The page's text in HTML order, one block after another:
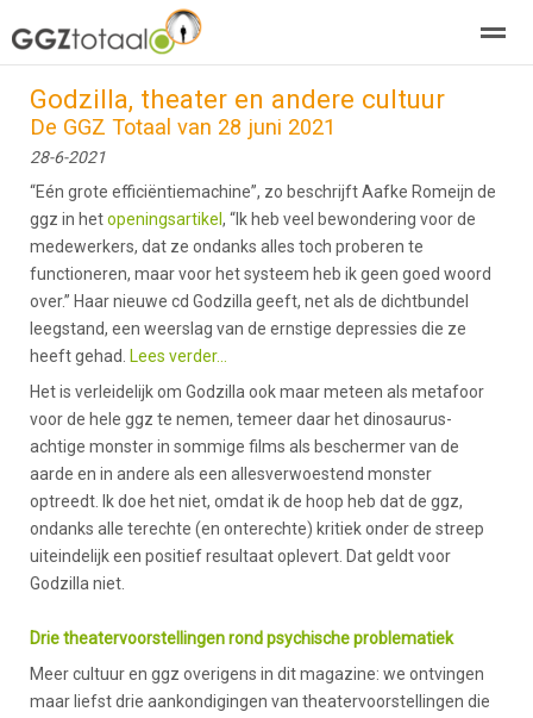
over GGZTotaal abonneren agenda adverteren
Home Nieuws Zoeken Pagina's
Godzilla, theater en andere cultuur
De GGZ Totaal van 28 juni 2021
28-6-2021
“Eén grote efficiëntiemachine”, zo beschrijft Aafke Romeijn de
ggz in hetopeningsartikel , “Ik heb veel bewondering voor de
medewerkers, dat ze ondanks alles toch proberen te
functioneren, maar voor het systeem heb ik geen goed woord
over.” Haar nieuwe cd Godzilla geeft, net als de dichtbundel
leegstand, een weerslag van de ernstige depressies die ze
heeft gehad.
Lees verder...
Het is verleidelijk om Godzilla ook maar meteen als metafoor
voor de hele ggz te nemen, temeer daar het dinosaurus-
achtige monster in sommige films als beschermer van de
aarde en in andere als een allesverwoestend monster
optreedt. Ik doe het niet, omdat ik de hoop heb dat de ggz,
ondanks alle terechte (en onterechte) kritiek onder de streep
uiteindelijk een positief resultaat oplevert. Dat geldt voor
Godzilla niet.
Drie theatervoorstellingen rond psychische problematiek
Meer cultuur en ggz overigens in dit magazine: we ontvingen
maar liefst drie aankondigingen van theatervoorstellingen die